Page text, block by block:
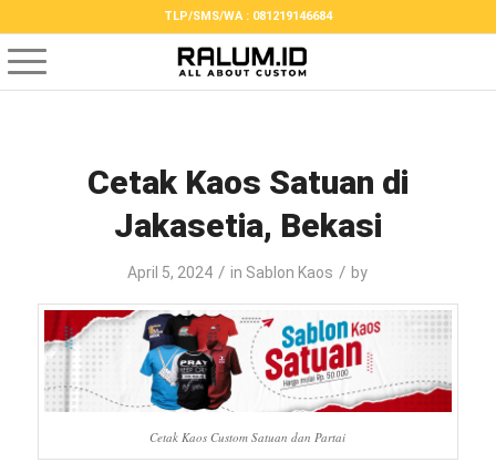
TLP/SMS/WA : 081219146684
Cetak Kaos Satuan di
Jakasetia, Bekasi
April 5, 2024 / in Sablon Kaos / by
Cetak Kaos Custom Satuan dan Partai